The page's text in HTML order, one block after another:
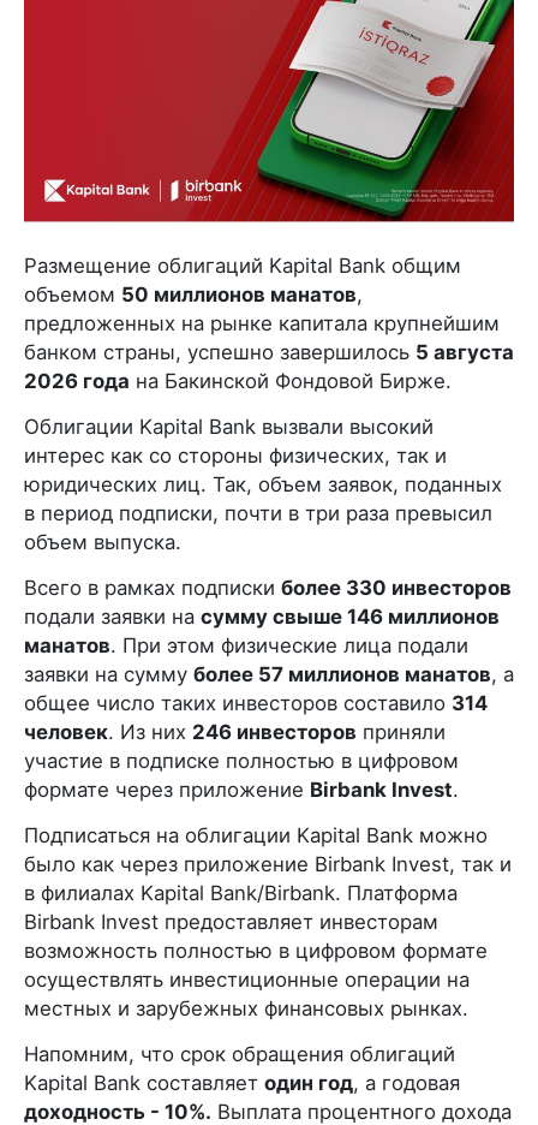
Размещение облигаций Kapital Bank общим
объемом 50 миллионов манатов,
предложенных на рынке капитала крупнейшим
банком страны, успешно завершилось 5 августа
2026 года на Бакинской Фондовой Бирже.
Облигации Kapital Bank вызвали высокий
интерес как со стороны физических, так и
юридических лиц. Так, объем заявок, поданных
в период подписки, почти в три раза превысил
объем выпуска.
Всего в рамках подписки более 330 инвесторов
подали заявки на сумму свыше 146 миллионов
манатов. При этом физические лица подали
заявки на сумму более 57 миллионов манатов, а
общее число таких инвесторов составило 314
человек. Из них 246 инвесторов приняли
участие в подписке полностью в цифровом
формате через приложение Birbank Invest.
Подписаться на облигации Kapital Bank можно
было как через приложение Birbank Invest, так и
в филиалах Kapital Bank/Birbank. Платформа
Birbank Invest предоставляет инвесторам
возможность полностью в цифровом формате
осуществлять инвестиционные операции на
местных и зарубежных финансовых рынках.
Напомним, что срок обращения облигаций
Kapital Bank составляет один год, а годовая
доходность - 10%. Выплата процентного дохода